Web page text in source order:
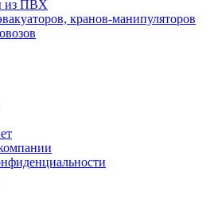
из ПВХ
кранов-манипуляторов